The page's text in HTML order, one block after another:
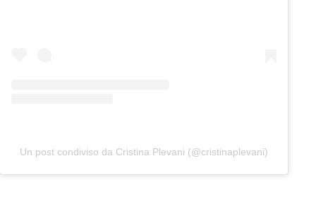
Un post condiviso da Cristina Plevani (@cristinaplevani)